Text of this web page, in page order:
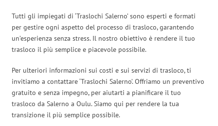
Tutti gli impiegati di ‘Traslochi Salerno’ sono esperti e formati
per gestire ogni aspetto del processo di trasloco, garantendo
un’esperienza senza stress. Il nostro obiettivo è rendere il tuo
trasloco il più semplice e piacevole possibile.
Per ulteriori informazioni sui costi e sui servizi di trasloco, ti
invitiamo a contattare ‘Traslochi Salerno’. Offriamo un preventivo
gratuito e senza impegno, per aiutarti a pianificare il tuo
trasloco da Salerno a Oulu. Siamo qui per rendere la tua
transizione il più semplice possibile.